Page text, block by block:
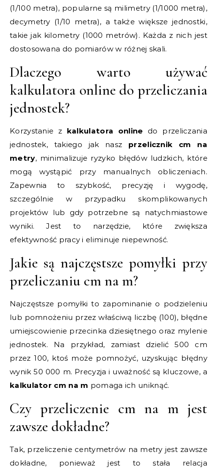
(1/100 metra), popularne są milimetry (1/1000 metra),
decymetry (1/10 metra), a także większe jednostki,
takie jak kilometry (1000 metrów). Każda z nich jest
dostosowana do pomiarów w różnej skali.
Dlaczego warto używać
kalkulatora online do przeliczania
jednostek?
Korzystanie z kalkulatora online do przeliczania
jednostek, takiego jak nasz przelicznik cm na
metry, minimalizuje ryzyko błędów ludzkich, które
mogą wystąpić przy manualnych obliczeniach.
Zapewnia to szybkość, precyzję i wygodę,
szczególnie w przypadku skomplikowanych
projektów lub gdy potrzebne są natychmiastowe
wyniki. Jest to narzędzie, które zwiększa
efektywność pracy i eliminuje niepewność.
Jakie są najczęstsze pomyłki przy
przeliczaniu cm na m?
Najczęstsze pomyłki to zapominanie o podzieleniu
lub pomnożeniu przez właściwą liczbę (100), błędne
umiejscowienie przecinka dziesiętnego oraz mylenie
jednostek. Na przykład, zamiast dzielić 500 cm
przez 100, ktoś może pomnożyć, uzyskując błędny
wynik 50 000 m. Precyzja i uważność są kluczowe, a
kalkulator cm na m pomaga ich uniknąć.
Czy przeliczenie cm na m jest
zawsze dokładne?
Tak, przeliczenie centymetrów na metry jest zawsze
dokładne, ponieważ jest to stała relacja